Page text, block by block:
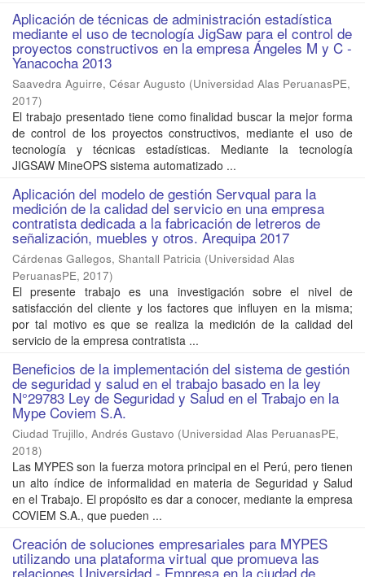
Aplicación de técnicas de administración estadística
mediante el uso de tecnología JigSaw para el control de
proyectos constructivos en la empresa Ángeles M y C -
Yanacocha 2013
Saavedra Aguirre, César Augusto (Universidad Alas PeruanasPE,
2017)
El trabajo presentado tiene como finalidad buscar la mejor forma
de control de los proyectos constructivos, mediante el uso de
tecnología y técnicas estadísticas. Mediante la tecnología
JIGSAW MineOPS sistema automatizado ...
Aplicación del modelo de gestión Servqual para la
medición de la calidad del servicio en una empresa
contratista dedicada a la fabricación de letreros de
señalización, muebles y otros. Arequipa 2017
Cárdenas Gallegos, Shantall Patricia (Universidad Alas
PeruanasPE, 2017)
El presente trabajo es una investigación sobre el nivel de
satisfacción del cliente y los factores que influyen en la misma;
por tal motivo es que se realiza la medición de la calidad del
servicio de la empresa contratista ...
Beneficios de la implementación del sistema de gestión
de seguridad y salud en el trabajo basado en la ley
N°29783 Ley de Seguridad y Salud en el Trabajo en la
Mype Coviem S.A.
Ciudad Trujillo, Andrés Gustavo (Universidad Alas PeruanasPE,
2018)
Las MYPES son la fuerza motora principal en el Perú, pero tienen
un alto índice de informalidad en materia de Seguridad y Salud
en el Trabajo. El propósito es dar a conocer, mediante la empresa
COVIEM S.A., que pueden ...
Creación de soluciones empresariales para MYPES
utilizando una plataforma virtual que promueva las
relaciones Universidad - Empresa en la ciudad de